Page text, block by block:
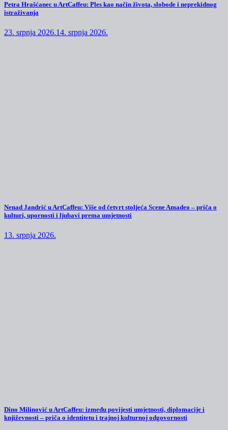
Petra Hrašćanec u ArtCaffeu: Ples kao način života, slobode i neprekidnog
istraživanja
23. srpnja 2026.14. srpnja 2026.
Nenad Jandrić u ArtCaffeu: Više od četvrt stoljeća Scene Amadeo – priča o
kulturi, upornosti i ljubavi prema umjetnosti
13. srpnja 2026.
Dino Milinović u ArtCaffeu: između povijesti umjetnosti, diplomacije i
književnosti – priča o identitetu i trajnoj kulturnoj odgovornosti